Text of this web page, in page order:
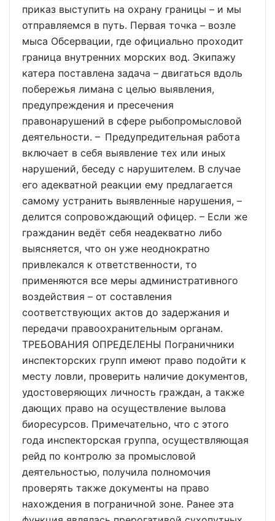
приказ выступить на охрану границы – и мы
отправляемся в путь. Первая точка – возле
мыса Обсервации, где официально проходит
граница внутренних морских вод. Экипажу
катера поставлена задача – двигаться вдоль
побережья лимана с целью выявления,
предупреждения и пресечения
правонарушений в сфере рыбопромысловой
деятельности. – Предупредительная работа
включает в себя выявление тех или иных
нарушений, беседу с нарушителем. В случае
его адекватной реакции ему предлагается
самому устранить выявленные нарушения, –
делится сопровождающий офицер. – Если же
гражданин ведёт себя неадекватно либо
выясняется, что он уже неоднократно
привлекался к ответственности, то
применяются все меры административного
воздействия – от составления
соответствующих актов до задержания и
передачи правоохранительным органам.
ТРЕБОВАНИЯ ОПРЕДЕЛЕНЫ Пограничники
инспекторских групп имеют право подойти к
месту ловли, проверить наличие документов,
удостоверяющих личность граждан, а также
дающих право на осуществление вылова
биоресурсов. Примечательно, что с этого
года инспекторская группа, осуществляющая
рейд по контролю за промысловой
деятельностью, получила полномочия
проверять также документы на право
нахождения в пограничной зоне. Ранее эта